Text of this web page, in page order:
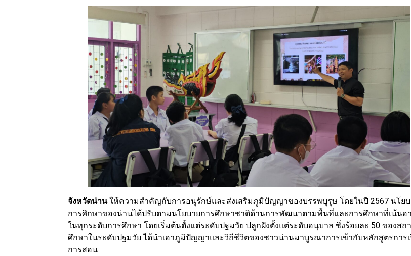
จังหวัดน่านให้ความสำคัญกับการอนุรักษ์และส่งเสริมภูมิปัญญาของบรรพบุรุษ โดยในปี 2567 นโยบ
การศึกษาของน่านได้ปรับตามนโยบายการศึกษาชาติด้านการพัฒนาตามพื้นที่และการศึกษาที่เน้นอ
ในทุกระดับการศึกษา โดยเริ่มต้นตั้งแต่ระดับปฐมวัย ปลูกฝังตั้งแต่ระดับอนุบาล ซึ่งร้อยละ 50 ของสถ
ศึกษาในระดับปฐมวัย ได้นำเอาภูมิปัญญาและวิถีชีวิตของชาวน่านมาบูรณาการเข้ากับหลักสูตรการ
การสอน